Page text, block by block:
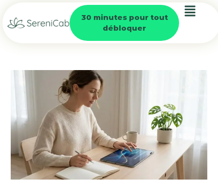
30 minutes pour tout
débloquer